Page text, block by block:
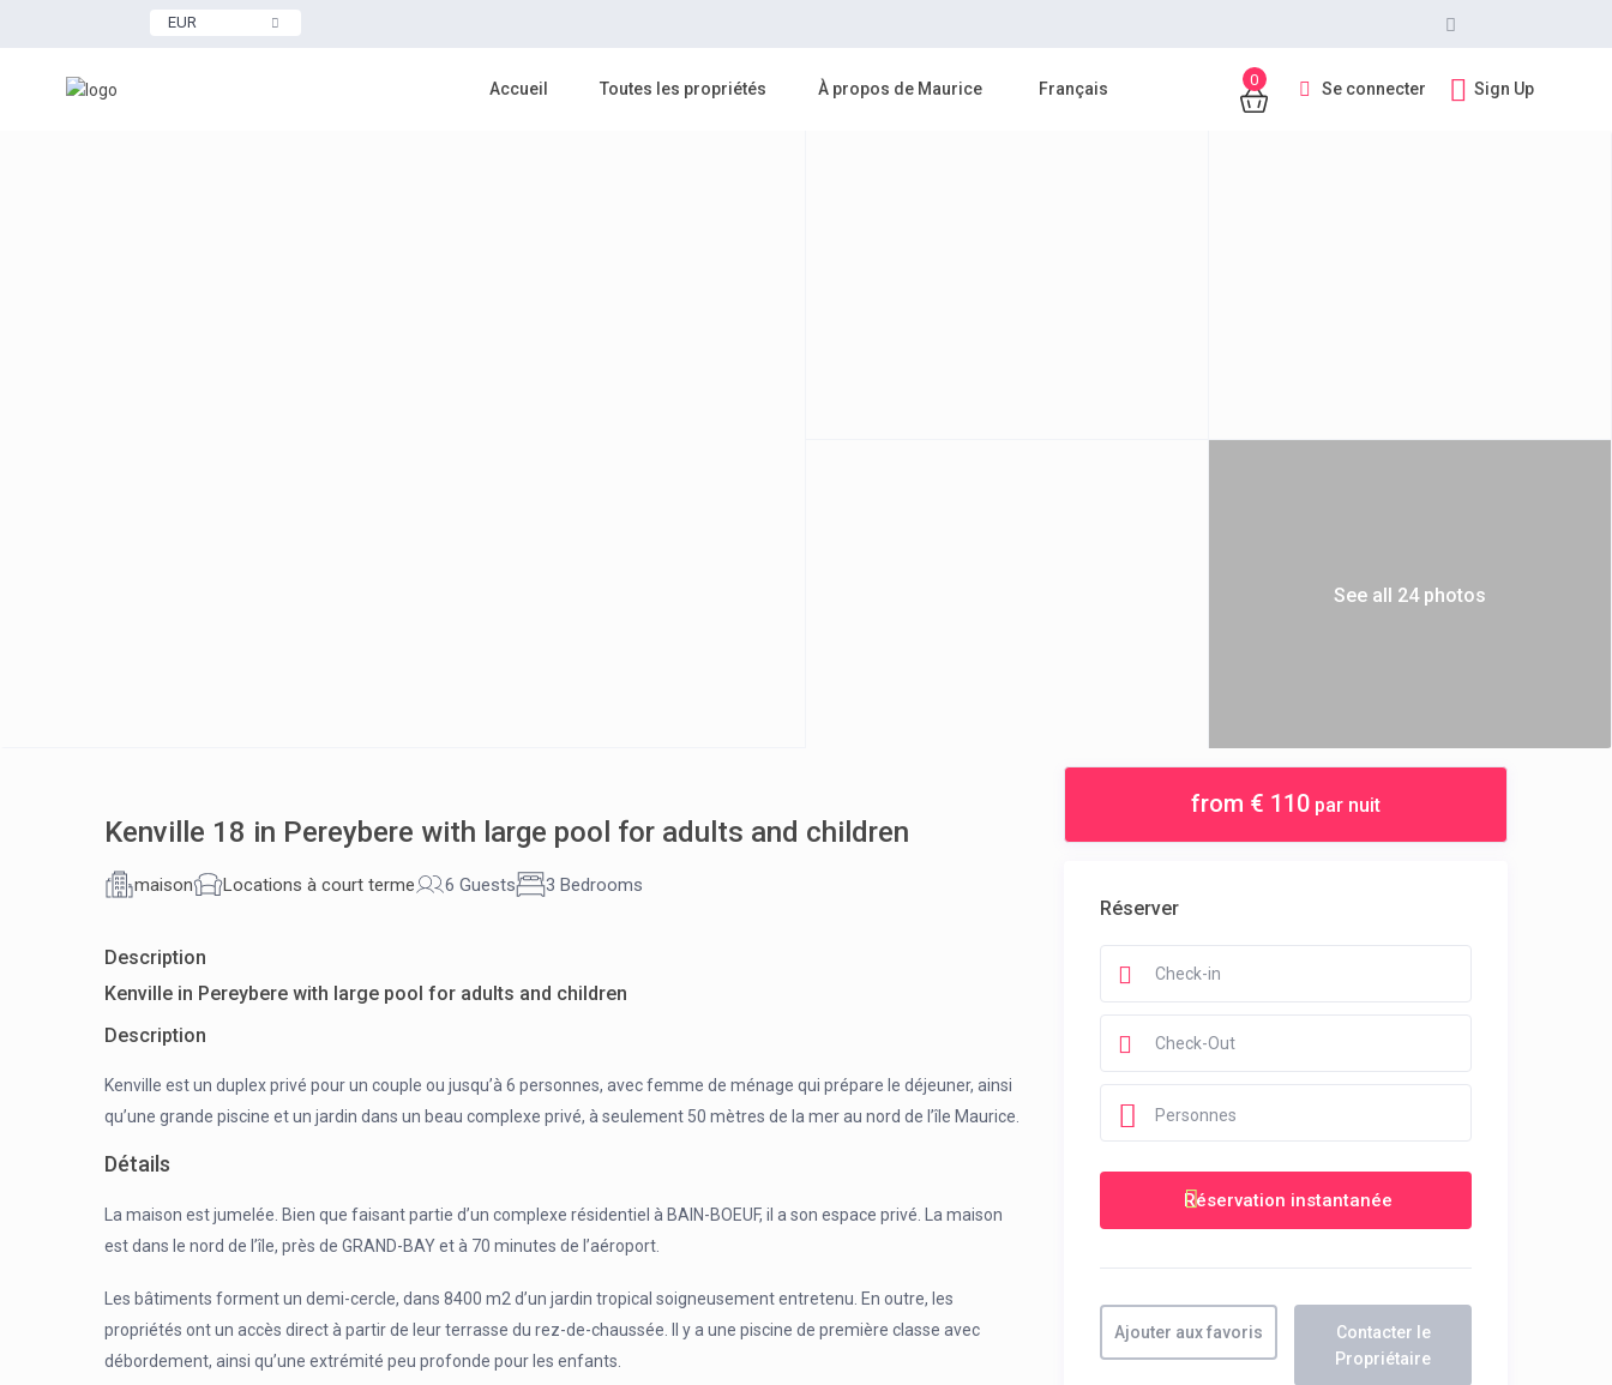
EUR
0 Se connecter Sign Up
Accueil Toutes les propriétés À propos de Maurice Français
See all 24 photos
Kenville 18 in Pereybere with large pool for adults and children
maison Locations à court terme 6 Guests 3 Bedrooms
Description
Kenville in Pereybere with large pool for adults and children
Description
Kenville est un duplex privé pour un couple ou jusqu’à 6 personnes, avec femme de ménage qui prépare le déjeuner, ainsi
qu’une grande piscine et un jardin dans un beau complexe privé, à seulement 50 mètres de la mer au nord de l’île Maurice.
Détails
La maison est jumelée. Bien que faisant partie d’un complexe résidentiel à BAIN-BOEUF, il a son espace privé. La maison
est dans le nord de l’île, près de GRAND-BAY et à 70 minutes de l’aéroport.
Les bâtiments forment un demi-cercle, dans 8400 m2 d’un jardin tropical soigneusement entretenu. En outre, les
propriétés ont un accès direct à partir de leur terrasse du rez-de-chaussée. Il y a une piscine de première classe avec
débordement, ainsi qu’une extrémité peu profonde pour les enfants.
from € 110 par nuit
Réserver
Personnes
Ajouter aux favoris
Contacter le
Propriétaire